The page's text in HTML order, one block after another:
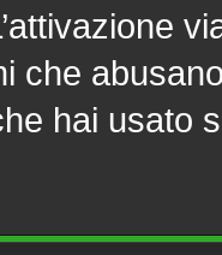
che
hai usato